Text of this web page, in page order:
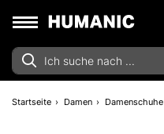
Startseite Damen Damenschuhe